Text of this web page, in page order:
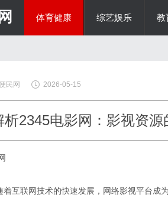
体育健康 综艺娱乐 教
民网 2026-05-15
析2345电影网：影视资
着互联网技术的快速发展，网络影视平台成